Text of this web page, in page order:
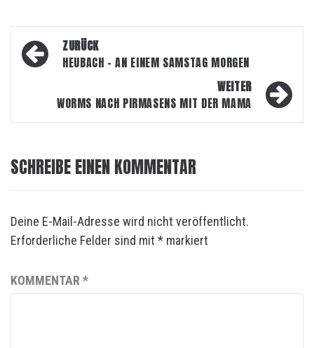
Beitragsnavigation
ZURÜCK
HEUBACH – AN EINEM SAMSTAG MORGEN
WEITER
WORMS NACH PIRMASENS MIT DER MAMA
SCHREIBE EINEN KOMMENTAR
Deine E-Mail-Adresse wird nicht veröffentlicht.
Erforderliche Felder sind mit * markiert
KOMMENTAR *